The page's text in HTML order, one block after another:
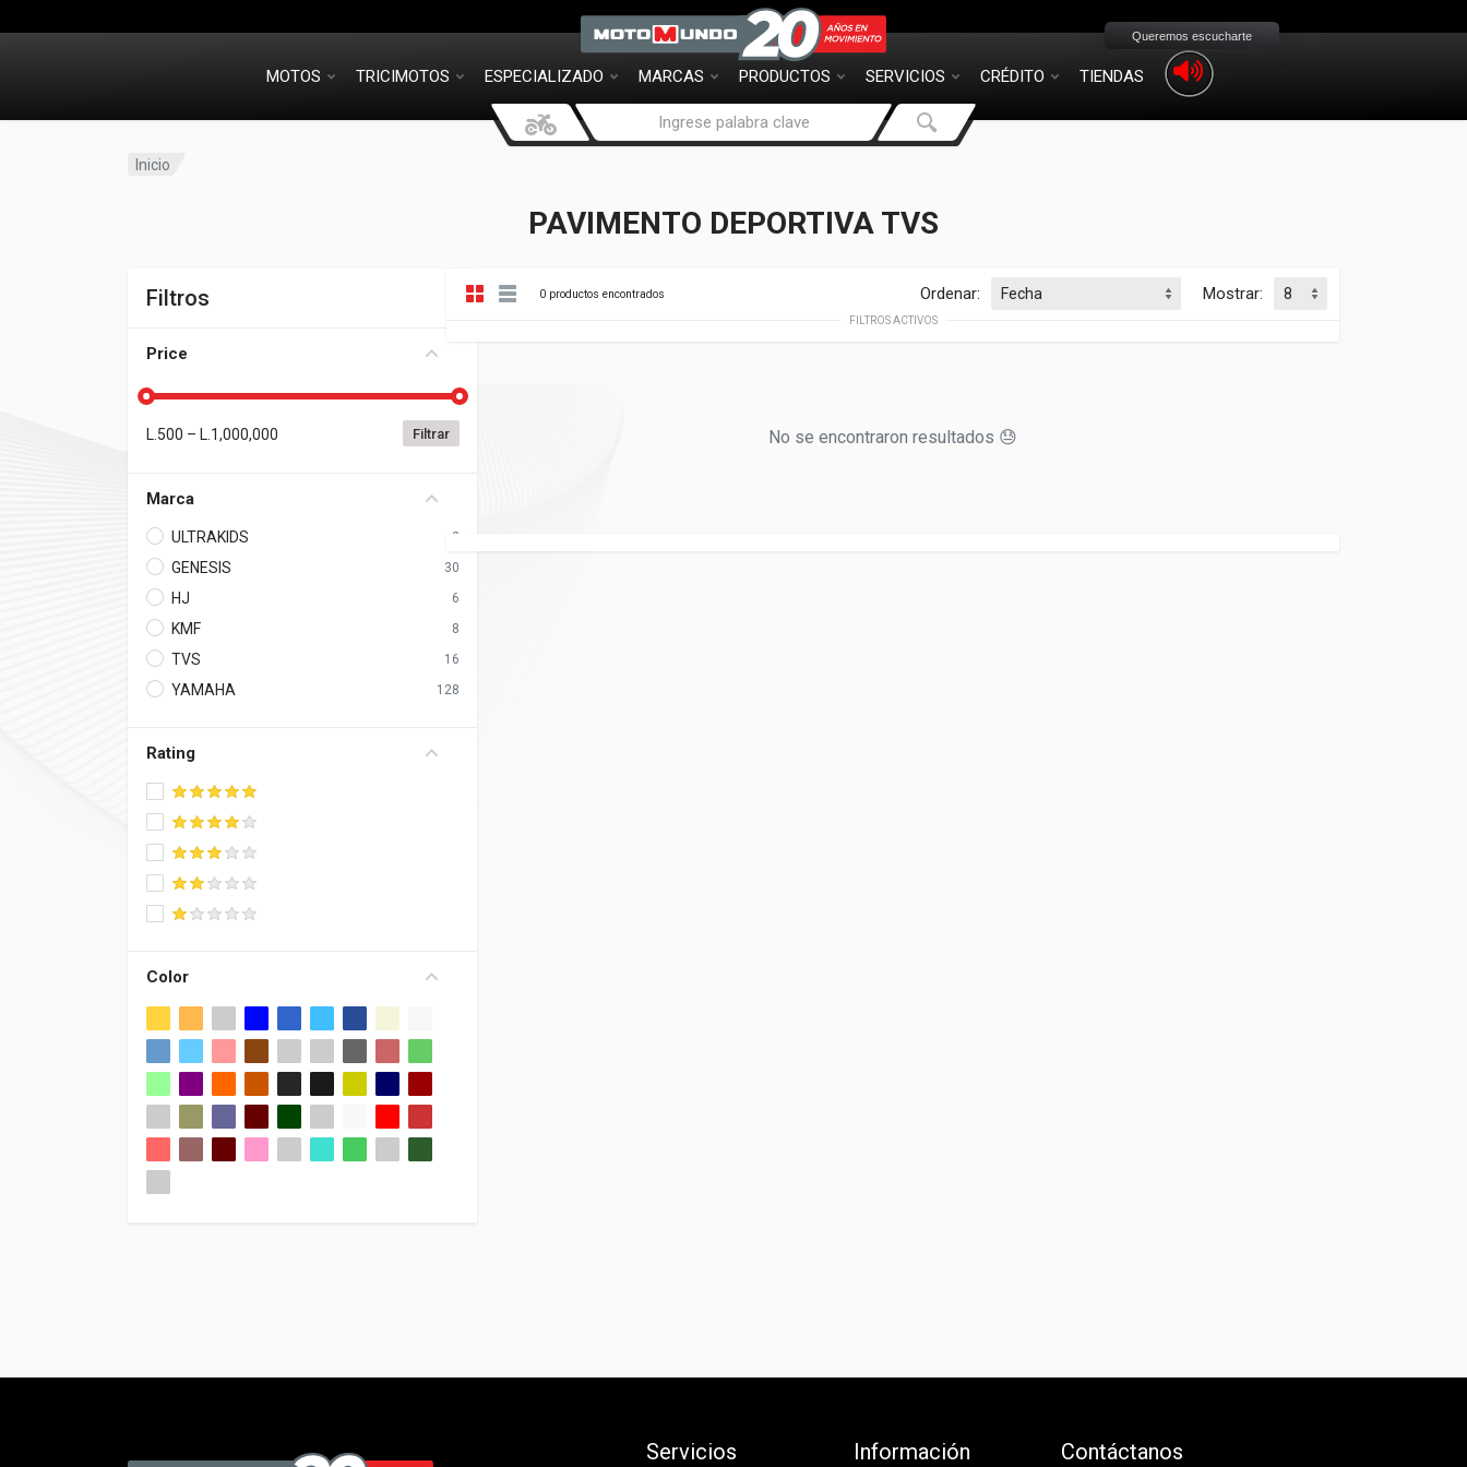
MOTOS TRICIMOTOS ESPECIALIZADO MARCAS PRODUCTOS SERVICIOS CRÉDITO TIENDAS
Queremos escucharte
Inicio
PAVIMENTO DEPORTIVA TVS
Filtros
Price
L. 500 – L. 1,000,000 Filtrar
Marca
ULTRAKIDS 2
GENESIS 30
HJ 6
KMF 8
TVS 16
YAMAHA 128
Rating
5 stars
4 stars
3 stars
2 stars
1 star
Color
0 productos encontrados Ordenar: Mostrar:
FILTROS ACTIVOS
No se encontraron resultados 😓
Servicios Información Contáctanos